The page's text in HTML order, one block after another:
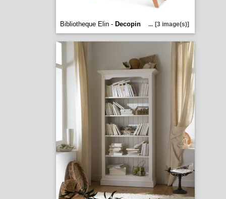
Bibliotheque Elin - Decopin ... [3 image(s)]